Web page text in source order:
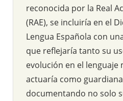
reconocida por la Real
(RAE), se incluiría en el
Lengua Española con
que reflejaría tanto su
evolución en el lenguaje
actuaría como
documentando no solo